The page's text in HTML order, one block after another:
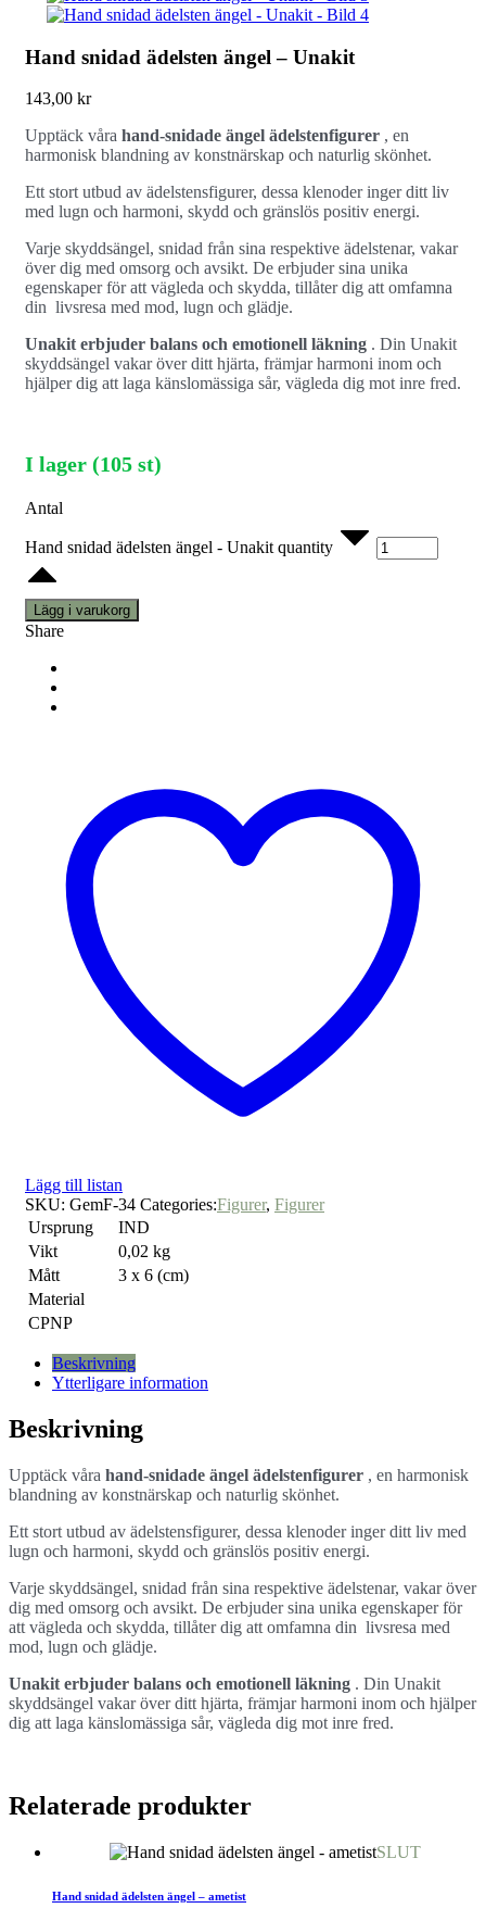
Hand snidad ädelsten ängel – Unakit
143,00 kr
Upptäck våra hand-snidade ängel ädelstenfigurer , en
harmonisk blandning av konstnärskap och naturlig skönhet.
Ett stort utbud av ädelstensfigurer, dessa klenoder inger ditt liv
med lugn och harmoni, skydd och gränslös positiv energi.
Varje skyddsängel, snidad från sina respektive ädelstenar, vakar
över dig med omsorg och avsikt. De erbjuder sina unika
egenskaper för att vägleda och skydda, tillåter dig att omfamna
din livsresa med mod, lugn och glädje.
Unakit erbjuder balans och emotionell läkning . Din Unakit
skyddsängel vakar över ditt hjärta, främjar harmoni inom och
hjälper dig att laga känslomässiga sår, vägleda dig mot inre fred.
I lager (105 st)
Antal
Hand snidad ädelsten ängel - Unakit quantity
Lägg i varukorg
Share
Lägg till listan
SKU: GemF-34 Categories:Figurer, Figurer
Ursprung
IND
Vikt
0,02 kg
Mått
3 x 6 (cm)
Material
CPNP
Beskrivning
Ytterligare information
Beskrivning
Upptäck våra hand-snidade ängel ädelstenfigurer , en harmonisk
blandning av konstnärskap och naturlig skönhet.
Ett stort utbud av ädelstensfigurer, dessa klenoder inger ditt liv med
lugn och harmoni, skydd och gränslös positiv energi.
Varje skyddsängel, snidad från sina respektive ädelstenar, vakar över
dig med omsorg och avsikt. De erbjuder sina unika egenskaper för
att vägleda och skydda, tillåter dig att omfamna din livsresa med
mod, lugn och glädje.
Unakit erbjuder balans och emotionell läkning . Din Unakit
skyddsängel vakar över ditt hjärta, främjar harmoni inom och hjälper
dig att laga känslomässiga sår, vägleda dig mot inre fred.
Relaterade produkter
SLUT
Hand snidad ädelsten ängel – ametist